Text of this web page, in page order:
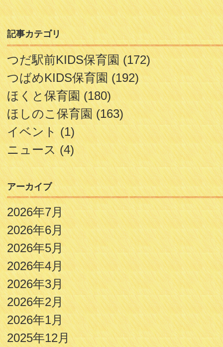
記事カテゴリ
つだ駅前KIDS保育園(172)
つばめKIDS保育園(192)
ほくと保育園(180)
ほしのこ保育園(163)
イベント(1)
ニュース(4)
アーカイブ
2026年7月
2026年6月
2026年5月
2026年4月
2026年3月
2026年2月
2026年1月
2025年12月